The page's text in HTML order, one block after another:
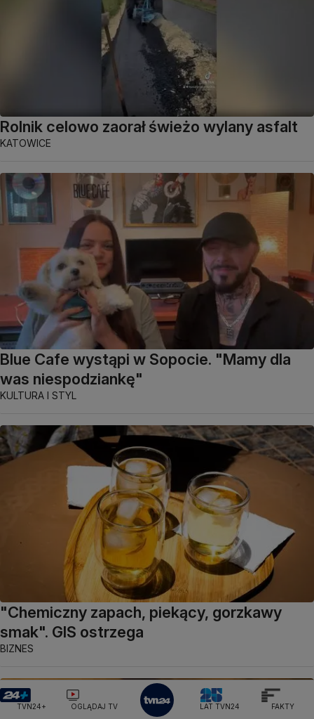
Rolnik celowo zaorał świeżo wylany asfalt
KATOWICE
Blue Cafe wystąpi w Sopocie. "Mamy dla
was niespodziankę"
KULTURA I STYL
"Chemiczny zapach, piekący, gorzkawy
smak". GIS ostrzega
BIZNES
TVN24+ OGLĄDAJ TV LAT TVN24 FAKTY